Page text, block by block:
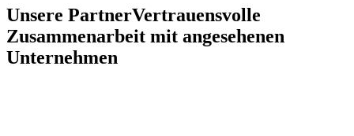
Unsere PartnerVertrauensvolle
Zusammenarbeit mit angesehenen
Unternehmen